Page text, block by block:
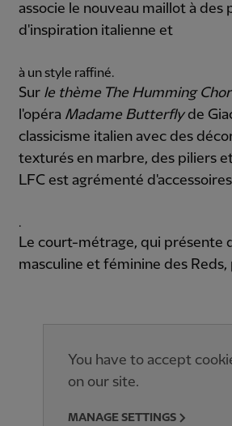
associe le nouveau maillot à
d'inspiration italienne et
à un style raffiné.
Sur le thème The Humming
l'opéra Madame Butterflyde
classicisme italien avec des
texturés en marbre, des piliers
LFC est agrémenté
.
Le court-métrage, qui présente
masculine et féminine des
You have to accept
on our site.
MANAGE SETTINGS